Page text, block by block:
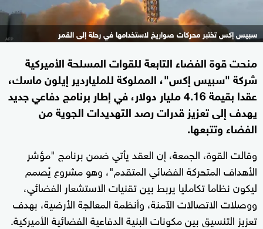
سبيس إكس تختبر محركات صواريخ لاستخدامها في رحلة إلى القمر
منحت قوة الفضاء التابعة للقوات المسلحة الأميركية
شركة "سبيس إكس"، المملوكة للملياردير إيلون ماسك،
عقدا بقيمة 4.16 مليار دولار، في إطار برنامج دفاعي جديد
يهدف إلى تعزيز قدرات رصد التهديدات الجوية من
الفضاء وتتبعها.
وقالت القوة، الجمعة، إن العقد يأتي ضمن برنامج "مؤشر
الأهداف المتحركة الفضائي المتقدم"، وهو مشروع يُصمم
ليكون نظاما تكامليا يربط بين تقنيات الاستشعار الفضائي،
ووصلات الاتصالات الآمنة، وأنظمة المعالجة الأرضية، بهدف
تعزيز التنسيق بين مكونات البنية الدفاعية الفضائية الأميركية.